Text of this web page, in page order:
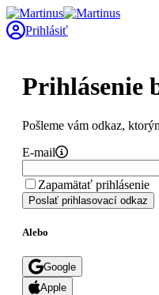
Prihlásiť
Prihlásenie
Pošleme vám odkaz,
E-mail
Zapamätať prihlásenie
Poslať prihlasovací odkaz
Alebo
Google
Apple